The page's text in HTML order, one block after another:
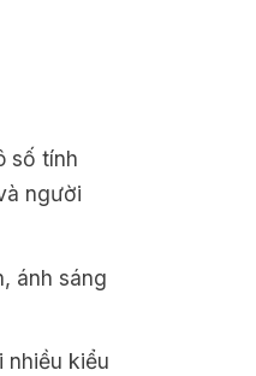
số tính
người
ánh sáng
nhiều kiểu